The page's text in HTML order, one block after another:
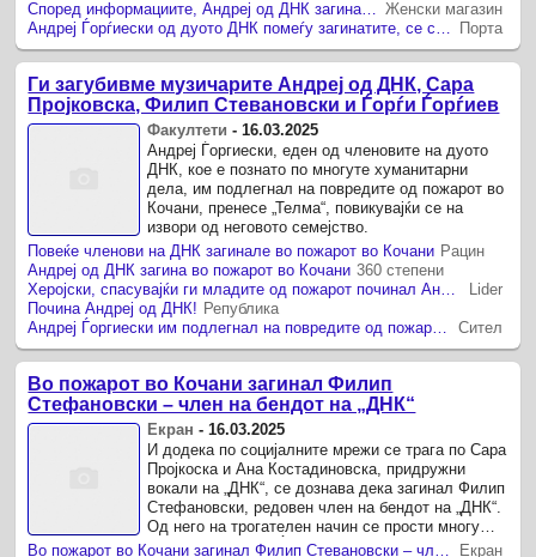
Според информациите, Андреј од ДНК загина во пожарот: Се обидувал да им помогне на гостите... Женски магазин
Андреј Ѓорѓиески од дуото ДНК помеѓу загинатите, се спасил но се вратил да спасува девојчиња!
Порта
Ги загубивме музичарите Андреј од ДНК, Сара
Пројковска, Филип Стевановски и Ѓорѓи Ѓорѓиев
Факултети -16.03.2025
Андреј Ѓоргиески, еден од членовите на дуото
ДНК, кое е познато по многуте хуманитарни
дела, им подлегнал на повредите од пожарот во
Кочани, пренесе „Телма“, повикувајќи се на
извори од неговото семејство.
Повеќе членови на ДНК загинале во пожарот во Кочани Рацин
Андреј од ДНК загина во пожарот во Кочани 360 степени
Херојски, спасувајќи ги младите од пожарот починал Андреј од „ДНК“
Lider
Почина Андреј од ДНК! Република
Андреј Ѓоргиески им подлегнал на повредите од пожарот во Кочани
Сител
Во пожарот во Кочани загинал Филип
Стефановски – член на бендот на „ДНК“
Екран -16.03.2025
И додека по социјалните мрежи се трага по Сара
Пројкоска и Ана Костадиновска, придружни
вокали на „ДНК“, се дознава дека загинал Филип
Стефановски, редовен член на бендот на „ДНК“.
Од него на трогателен начин се прости многу
добриот пријател Ѓоко ...
Во пожарот во Кочани загинал Филип Стевановски – член на бендот на „ДНК“ Екран